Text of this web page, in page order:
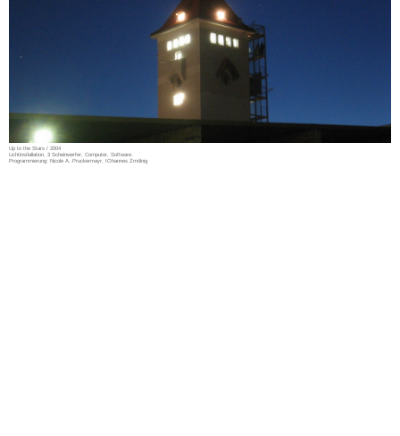
Up to the Stars / 2004
Lichtinstlallation, 3 Scheinwerfer, Computer, Software.
Programmierung: Nicole A. Pruckermayr, IOhannes Zmölnig